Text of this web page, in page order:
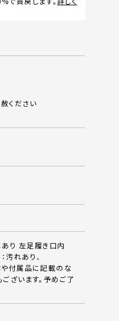
ください
あり 左足履き口内
汚れあり、
付属品に記載のな
ざいます。予めご了